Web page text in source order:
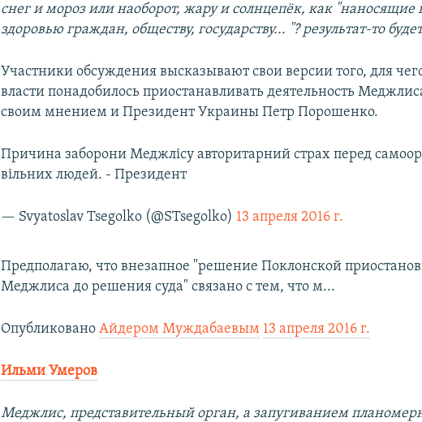
снег и мороз или наоборот, жару и солнцепёк, как "наносящие
здоровью граждан, обществу, государству... "? результат-то
Участники обсуждения высказывают свои версии того, для
власти понадобилось приостанавливать деятельность
своим мнением и Президент Украины Петр Порошенко.
Причина заборони Меджлісу авторитарний страх перед
вільних людей. - Президент
— Svyatoslav Tsegolko (@STsegolko) 13 апреля 2016 г.
Предполагаю, что внезапное "решение Поклонской
Меджлиса до решения суда" связано с тем, что м...
ОпубликованоАйдером Муждабаевым 13 апреля 2016 г.
Ильми Умеров
Меджлис, представительный орган, а запугиванием